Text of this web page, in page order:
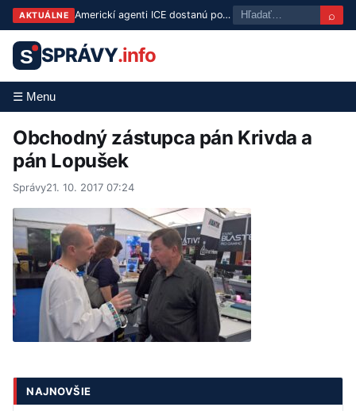
AKTUÁLNE Americkí agenti ICE dostanú povinne telové kamery už do konca leta ⌕
S SPRÁVY.info
☰ Menu
Obchodný zástupca pán Krivda a
pán Lopušek
Správy21. 10. 2017 07:24
NAJNOVŠIE